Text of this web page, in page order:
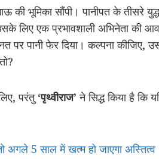
की भूमिका सौंपी। पानीपत के तीसरे
लिए एक प्रभावशाली अभिनेता की
पानी फेर दिया। कल्पना कीजिए,
परंतु ‘पृथ्वीराज’ ने सिद्ध किया है कि
अगले 5 साल में खत्म हो जाएगा अस्तित्व